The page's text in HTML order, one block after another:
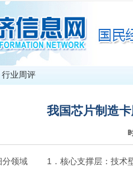
行业周评
我国芯片制造
域 1．核心支撑层：技术壁